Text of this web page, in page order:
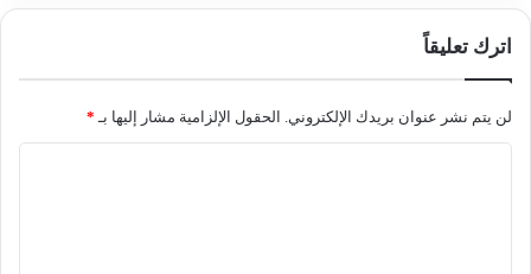
اترك تعليقاً
لن يتم نشر عنوان بريدك الإلكتروني. الحقول الإلزامية مشار إليها بـ *